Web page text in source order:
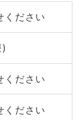
ください
ください
ください